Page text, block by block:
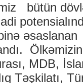
bütün
MDB,
Təşkilatı,